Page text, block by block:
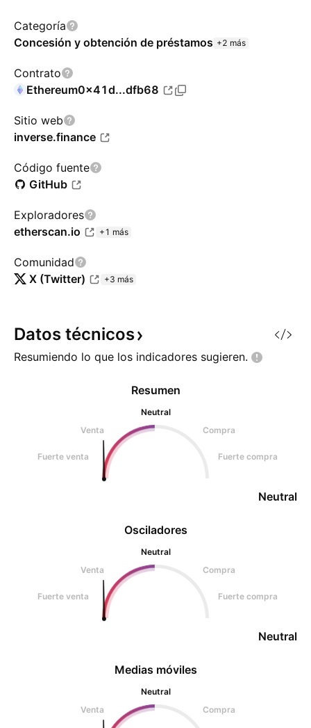
Categoría
Concesión y obtención de préstamos +2 más
Contrato
Ethereum0x41d...dfb68
Sitio web
inverse.finance
Código fuente
GitHub
Exploradores
etherscan.io
+1 más
Comunidad
X (Twitter)
+3 más
Datos técnicos
Resumiendo lo que los indicadores sugieren.
Osciladores
Neutral
Venta
Compra
Fuerte venta Fuerte compra
Neutral
Resumen
Neutral
Venta
Compra
Fuerte venta Fuerte compra
Neutral
Medias móviles
Neutral
Venta
Compra